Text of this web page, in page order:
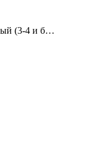
(3-4 и б…